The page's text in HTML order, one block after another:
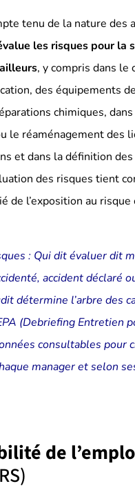
tenu de la nature des
les risques pour la
, y compris dans le
des équipements
chimiques, dans
le réaménagement des
et dans la définition
des risques tient
de l’exposition au
: Qui dit évaluer dit
accident déclaré
détermine l’arbre des
(Debriefing Entretien
consultables pour
manager et selon
de